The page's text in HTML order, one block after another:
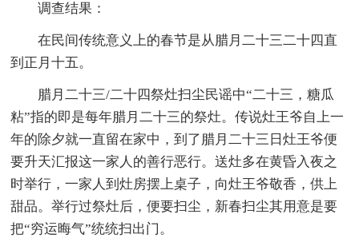
调查结果：
在民间传统意义上的春节是从腊月二十三二十四直
到正月十五。
腊月二十三/二十四祭灶扫尘民谣中“二十三，糖瓜
粘”指的即是每年腊月二十三的祭灶。传说灶王爷自上一
年的除夕就一直留在家中，到了腊月二十三日灶王爷便
要升天汇报这一家人的善行恶行。送灶多在黄昏入夜之
时举行，一家人到灶房摆上桌子，向灶王爷敬香，供上
甜品。举行过祭灶后，便要扫尘，新春扫尘其用意是要
把“穷运晦气”统统扫出门。